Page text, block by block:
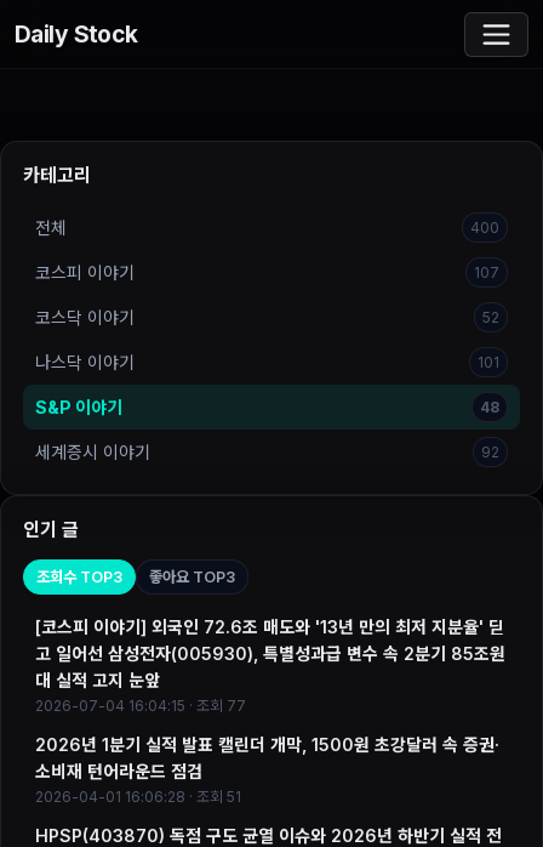
Daily Stock
카테고리
전체 400
코스피 이야기 107
코스닥 이야기 52
나스닥 이야기 101
S&P 이야기 48
세계증시 이야기 92
인기 글
조회수 TOP3 좋아요 TOP3
[코스피 이야기] 외국인 72.6조 매도와 '13년 만의 최저 지분율' 딛
고 일어선 삼성전자(005930), 특별성과급 변수 속 2분기 85조원
대 실적 고지 눈앞
2026-07-04 16:04:15 · 조회 77
2026년 1분기 실적 발표 캘린더 개막, 1500원 초강달러 속 증권·
소비재 턴어라운드 점검
2026-04-01 16:06:28 · 조회 51
HPSP(403870) 독점 구도 균열 이슈와 2026년 하반기 실적 전